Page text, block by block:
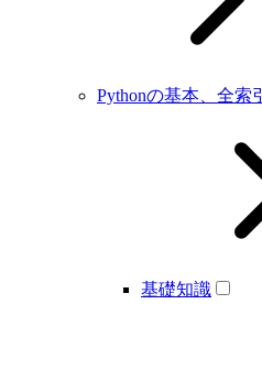
Pythonの基本、全索引
基礎知識